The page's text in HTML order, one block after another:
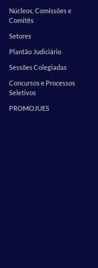
Núcleos, Comissões e
Comitês
Setores
Plantão Judiciário
Sessões Colegiadas
Concursos e Processos
Seletivos
PROMOJUES